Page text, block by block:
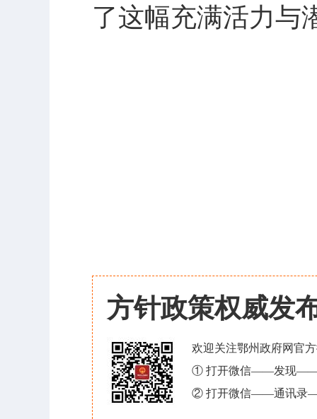
了这幅充满活力与
方针政策权威发
欢迎关注鄂州政府网官
① 打开微信——发现——
② 打开微信——通讯录